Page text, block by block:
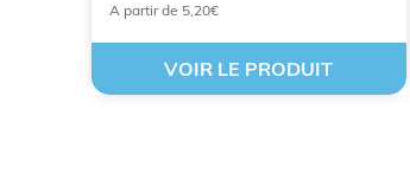
Un impact marketing
A partir de 5,20€
VOIR LE PRODUIT